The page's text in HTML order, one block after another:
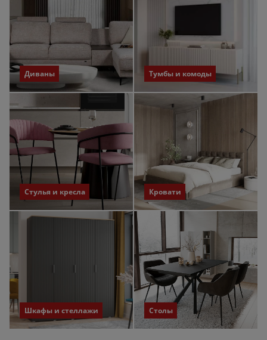
Диваны Тумбы и комоды
Стулья и кресла Кровати
Шкафы и стеллажи Столы